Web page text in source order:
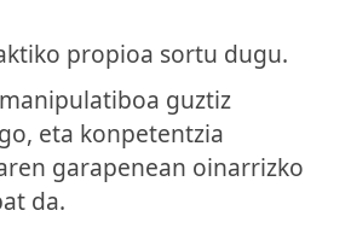
propioa sortu dugu.
guztiz
eta konpetentzia
garapenean oinarrizko
da.